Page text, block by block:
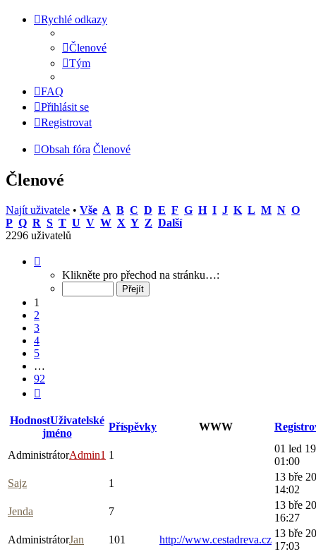
Rychlé odkazy
Členové
Tým
FAQ
Přihlásit se
Registrovat
Obsah fóra Členové
Členové
Najít uživatele • Vše A B C D E F G H I J K L M N O
P Q R S T U V W X Y Z Další
2296 uživatelů
Klikněte pro přechod na stránku…:
1
2
3
4
5
…
92
HodnostUživatelské
jméno
Příspěvky WWW
AdministrátorAdmin1 1
01 led
01:00
Sajz
1
13 bře
14:02
Jenda
7
13 bře
16:27
AdministrátorJan 101 http://www.cestadreva.cz
13 bře
17:03